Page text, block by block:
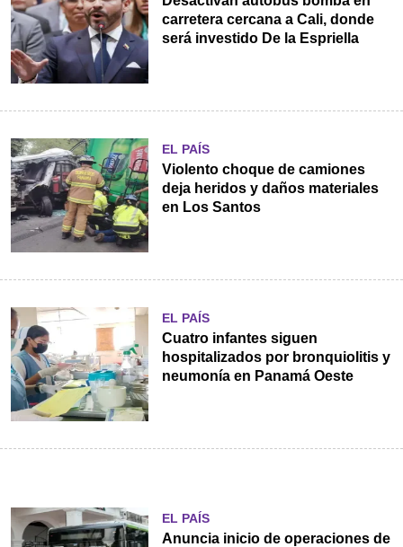
carretera cercana a Cali, donde
será investido De la Espriella
EL PAÍS
Violento choque de camiones
deja heridos y daños materiales
en Los Santos
EL PAÍS
Cuatro infantes siguen
hospitalizados por bronquiolitis y
neumonía en Panamá Oeste
EL PAÍS
Anuncia inicio de operaciones de